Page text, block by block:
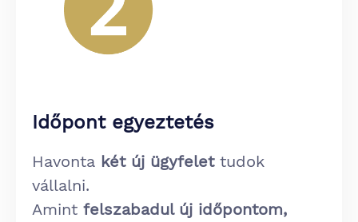
Időpont egyeztetés
Havonta két új ügyfelettudok
vállalni.
Amint felszabadul új időpontom,